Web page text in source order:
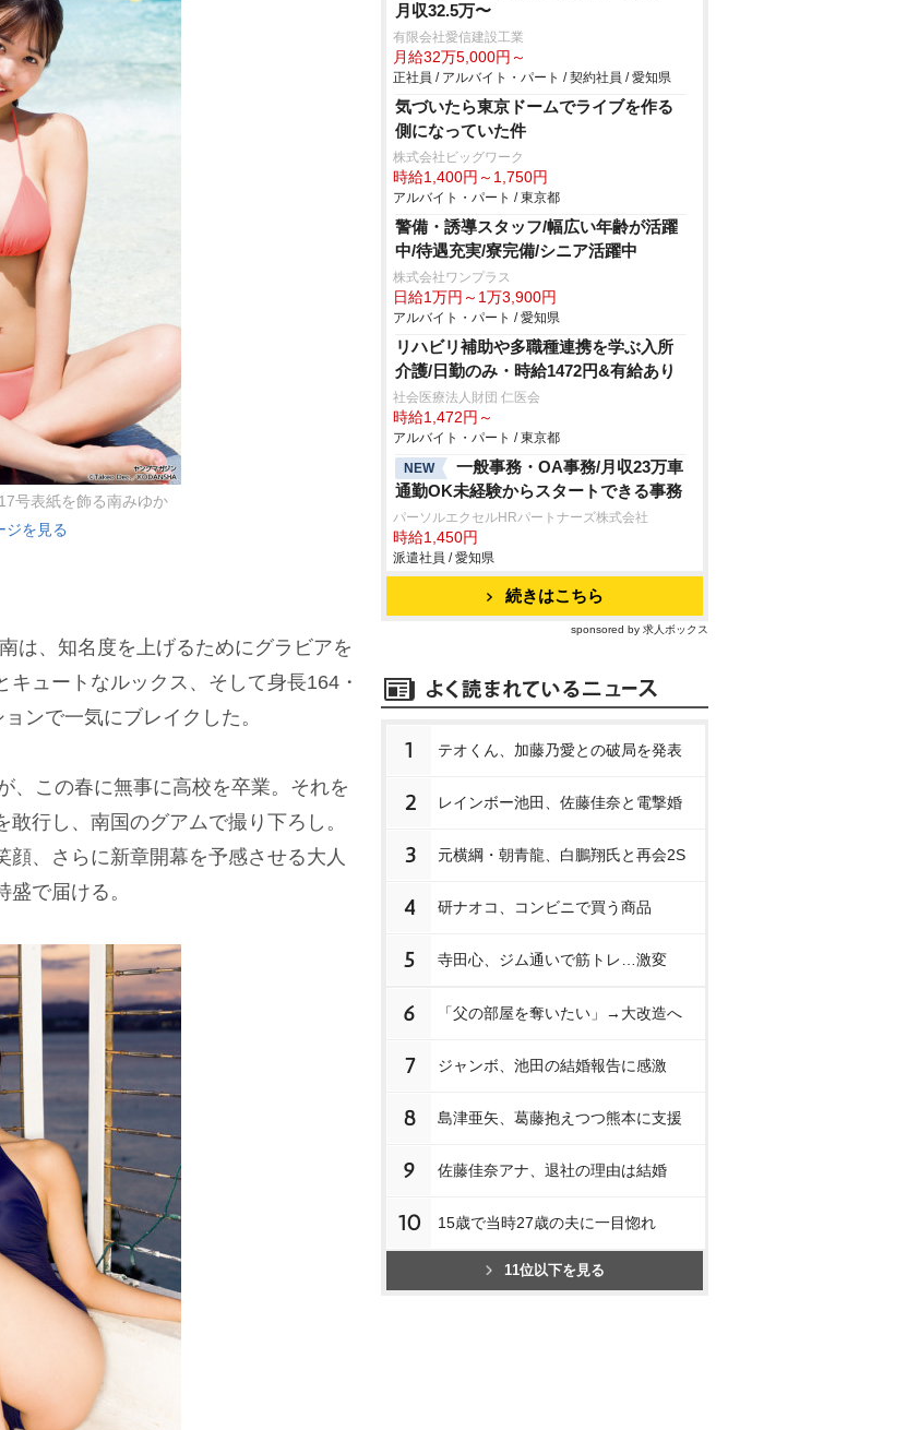
号表紙を飾る南みゆか
ジを見る
は、知名度を上げるためにグラビアを
ュートなルックス、そして身長164・
ンで一気にブレイクした。
この春に無事に高校を卒業。それを
行し、南国のグアムで撮り下ろし。
、さらに新章開幕を予感させる大人
で届ける。
月収32.5万〜
有限会社愛信建設工業
月給32万5,000円～
正社員 / アルバイト・パート / 契約社員 / 愛知県
気づいたら東京ドームでライブを作る
側になっていた件
株式会社ビッグワーク
時給1,400円～1,750円
アルバイト・パート / 東京都
警備・誘導スタッフ/幅広い年齢が活躍
中/待遇充実/寮完備/シニア活躍中
株式会社ワンプラス
日給1万円～1万3,900円
アルバイト・パート / 愛知県
リハビリ補助や多職種連携を学ぶ入所
介護/日勤のみ・時給1472円&有給あり
社会医療法人財団 仁医会
時給1,472円～
アルバイト・パート / 東京都
NEW
一般事務・OA事務/月収23万車
通勤OK未経験からスタートできる事務
パーソルエクセルHRパートナーズ株式会社
時給1,450円
派遣社員 / 愛知県
続きはこちら
sponsored by 求人ボックス
1 テオくん、加藤乃愛との破局を発表
2 レインボー池田、佐藤佳奈と電撃婚
3 元横綱・朝青龍、白鵬翔氏と再会2S
4 研ナオコ、コンビニで買う商品
5 寺田心、ジム通いで筋トレ…激変
6 「父の部屋を奪いたい」→大改造へ
7 ジャンボ、池田の結婚報告に感激
8 島津亜矢、葛藤抱えつつ熊本に支援
9 佐藤佳奈アナ、退社の理由は結婚
10 15歳で当時27歳の夫に一目惚れ
11位以下を見る